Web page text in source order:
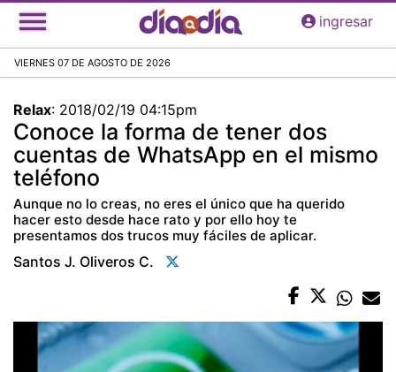
Pasar
al
principal
ingresar
VIERNES 07 DE AGOSTO DE 2026
Relax: 2018/02/19 04:15pm
Conoce la forma de tener dos
cuentas de WhatsApp en el mismo
teléfono
Aunque no lo creas, no eres el único que ha querido
hacer esto desde hace rato y por ello hoy te
presentamos dos trucos muy fáciles de aplicar.
Santos J. Oliveros C.